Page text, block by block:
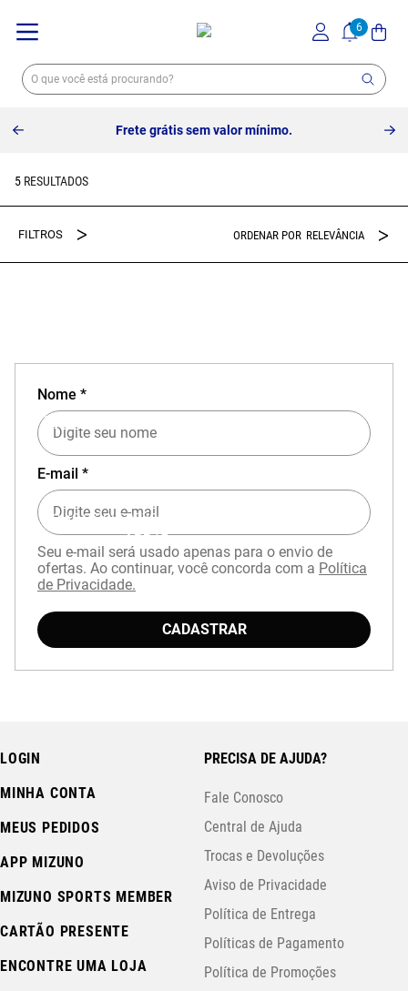
Frete grátis sem valor mínimo.
5
RELEVÂNCIA
EXPERIÊNCIA MIZUNO NO APP
Baixe o aplicativo Mizuno e garanta
com cupomAPP15.
Nome *
E-mail *
Seu e-mail será usado apenas para o envio de
ofertas. Ao continuar, você concorda com a Política
de Privacidade.
CADASTRAR
LOGIN
MINHA CONTA
MEUS PEDIDOS
APP MIZUNO
MIZUNO SPORTS MEMBER
CARTÃO PRESENTE
ENCONTRE UMA LOJA
PRECISA DE AJUDA?
Fale Conosco
Central de Ajuda
Trocas e Devoluções
Aviso de Privacidade
Política de Entrega
Políticas de Pagamento
Política de Promoções